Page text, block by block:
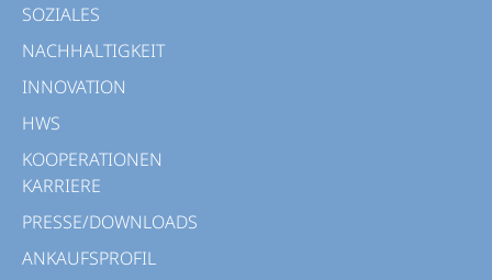
SOZIALES
NACHHALTIGKEIT
INNOVATION
HWS
KOOPERATIONEN
KARRIERE
PRESSE/DOWNLOADS
ANKAUFSPROFIL